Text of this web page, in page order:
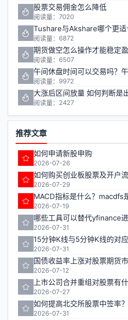
股票交易佣金怎么降低
阅读量：7020
Tushare与Akshare哪个更适
阅读量：6872
期货做空怎么操作才能稳定盈
阅读量：6507
阅读量：9972
大涨后区间放量 如何判断是
阅读量：2427
推荐文章
如何申请新股申购
2026-07-26
如何购买创业板股票及开户
2026-07-29
MACD指标是什么？macdfs
2026-07-19
哪些工具可以替代yfinance
2026-07-31
15分钟K线与5分钟K线的对
2026-07-31
国债收益率上涨对股票期货
2026-07-12
上市公司合并重组对股票有什
2026-07-27
如何提高北交所股票中签率？
2026-07-31